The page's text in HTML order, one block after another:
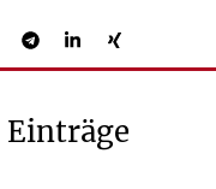
Einträge